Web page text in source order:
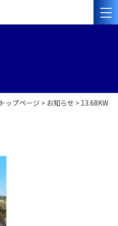
トップページ お知らせ 13.68KW